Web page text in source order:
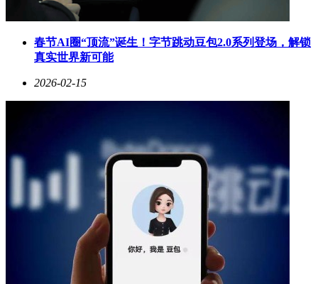
春节AI圈“顶流”诞生！字节跳动豆包2.0系列登场，解锁
真实世界新可能
2026-02-15